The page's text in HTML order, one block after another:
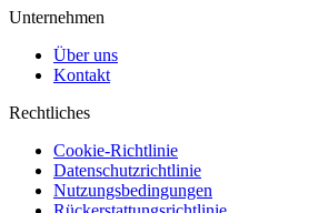
Unternehmen
Über uns
Kontakt
Rechtliches
Cookie-Richtlinie
Datenschutzrichtlinie
Nutzungsbedingungen